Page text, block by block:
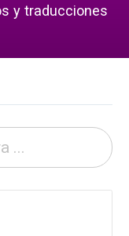
y traducciones